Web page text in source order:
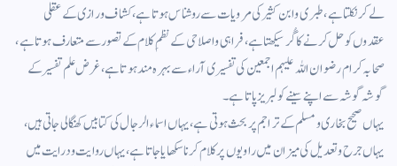
لےکر نکلتا ہے، طبری وابن کثیر کی مرویات سے روشناس ہوتا ہے، کشاف ورازی کے عقلی
عقدوں کو حل کرنے کا گُر سیکھتا ہے، فراہی واصلاحی کے نظمِ کلام کے تصور سے متعارف ہوتا ہے،
صحابہ کرام رضوان اللہ علیہم اجمعین کی تفسیری آراء سے بہرہ مند ہوتا ہے، غرض علم تفسیر کے
گوشہ گوشہ سے اپنے سینے کو لبریز پاتا ہے۔
یہاں صحیح بخاری ومسلم کے تراجم پر بحث ہوتی ہے، یہاں اسماء الرجال کی کتابیں کھنگالی جاتی ہیں،
یہاں جرح وتعدیل کی میزان میں راویوں پر کلام کرنا سکھایا جاتا ہے، یہاں روایت ودرایت میں